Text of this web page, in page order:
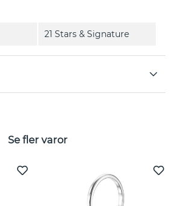
21 Stars & Signature
Se fler varor